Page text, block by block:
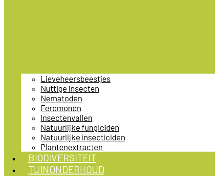
Lieveheersbeestjes
Nuttige insecten
Nematoden
Feromonen
Insectenvallen
Natuurlijke fungiciden
Natuurlijke insecticiden
Plantenextracten
BIODIVERSITEIT
TUINONDERHOUD